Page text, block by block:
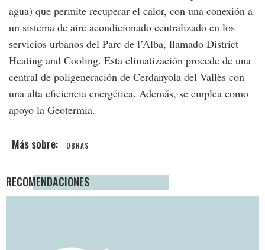
agua) que permite recuperar el calor, con una conexión a
un sistema de aire acondicionado centralizado en los
servicios urbanos del Parc de l’Alba, llamado District
Heating and Cooling. Esta climatización procede de una
central de poligeneración de Cerdanyola del Vallès con
una alta eficiencia energética. Además, se emplea como
apoyo la Geotermia.
OBRAS
RECOMENDACIONES